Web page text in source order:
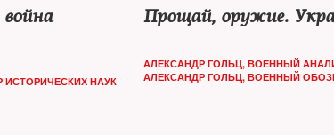
ИСТОРИЧЕСКИХ НАУК
Прощай, оружие.
АЛЕКСАНДР ГОЛЬЦ, ВОЕННЫЙ
АЛЕКСАНДР ГОЛЬЦ, ВОЕННЫЙ